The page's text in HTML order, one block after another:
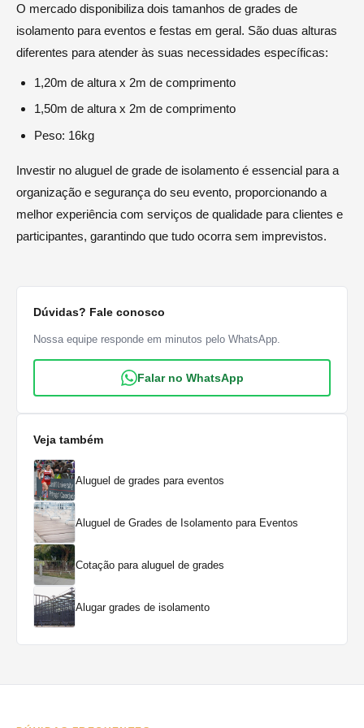
O mercado disponibiliza dois tamanhos de grades de
isolamento para eventos e festas em geral. São duas alturas
diferentes para atender às suas necessidades específicas:
1,20m de altura x 2m de comprimento
1,50m de altura x 2m de comprimento
Peso: 16kg
Investir no aluguel de grade de isolamento é essencial para a
organização e segurança do seu evento, proporcionando a
melhor experiência com serviços de qualidade para clientes e
participantes, garantindo que tudo ocorra sem imprevistos.
Dúvidas? Fale conosco
Nossa equipe responde em minutos pelo WhatsApp.
Falar no WhatsApp
Veja também
Aluguel de grades para eventos
Aluguel de Grades de Isolamento para Eventos
Cotação para aluguel de grades
Alugar grades de isolamento